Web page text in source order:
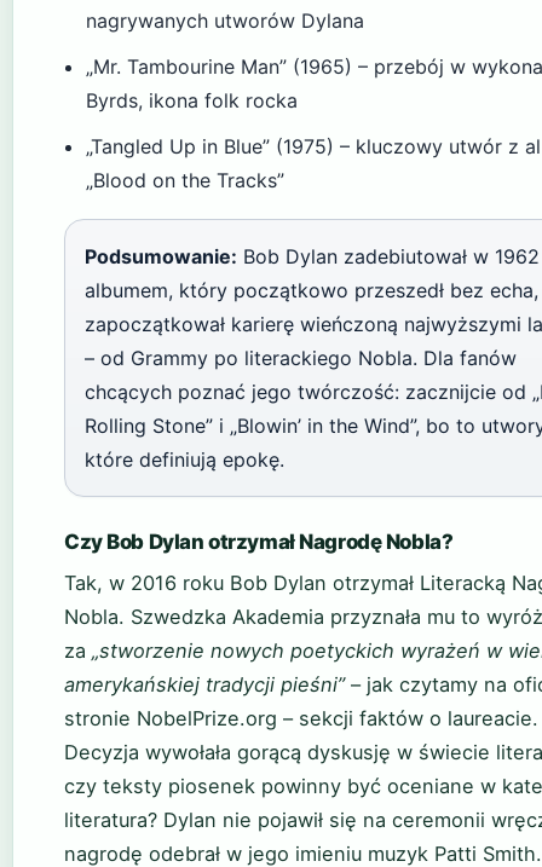
nagrywanych utworów Dylana
„Mr. Tambourine Man” (1965) – przebój w
Byrds, ikona folk rocka
„Tangled Up in Blue” (1975) – kluczowy utwór z
„Blood on the Tracks”
Podsumowanie: Bob Dylan zadebiutował w
albumem, który początkowo przeszedł bez
zapoczątkował karierę wieńczoną najwyższymi
– od Grammy po literackiego Nobla. Dla fanów
chcących poznać jego twórczość: zacznijcie od
Rolling Stone” i „Blowin’ in the Wind”, bo to
które definiują epokę.
Czy Bob Dylan otrzymał Nagrodę Nobla?
Tak, w 2016 roku Bob Dylan otrzymał Literacką
Nobla. Szwedzka Akademia przyznała mu to
za „stworzenie nowych poetyckich wyrażeń w
amerykańskiej tradycji pieśni”– jak czytamy na
stronie NobelPrize.org – sekcji faktów o laureacie.
Decyzja wywołała gorącą dyskusję w świecie
czy teksty piosenek powinny być oceniane w
literatura? Dylan nie pojawił się na ceremonii
nagrodę odebrał w jego imieniu muzyk Patti